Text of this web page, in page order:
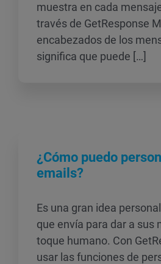
muestra en cada
través de GetResponse
encabezados de los
significa que puede […]
¿Cómo puedo
emails?
Es una gran idea
que envía para dar a sus
toque humano. Con
usar las funciones de